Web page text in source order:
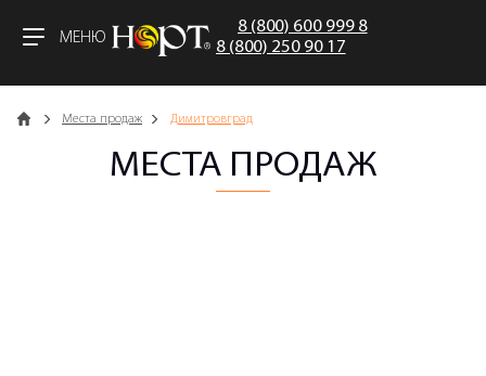
МЕНЮ
8 (800) 600 999 8
8 (800) 250 90 17
Главная Места продаж Димитровград
МЕСТА ПРОДАЖ